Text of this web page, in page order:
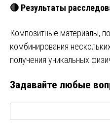
🔴 Результаты
Композитные материалы,
комбинирования
получения уникальных
Задавайте любые